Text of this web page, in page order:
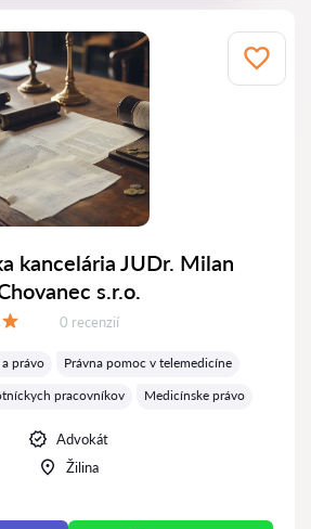
kancelária JUDr. Milan
s.r.o.
Recenzií:
0 recenzií
právo
Právna pomoc v telemedicíne
pracovníkov
Medicínske právo
Advokát
Žilina